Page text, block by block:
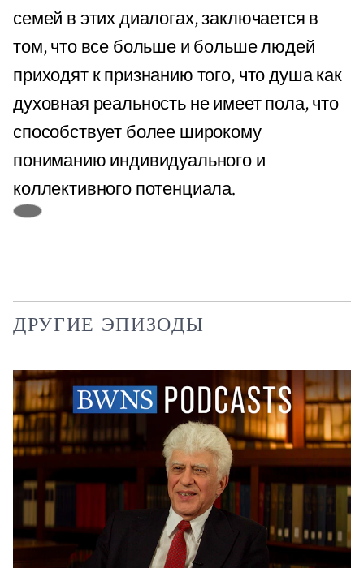
семей в этих диалогах, заключается в
том, что все больше и больше людей
приходят к признанию того, что душа как
духовная реальность не имеет пола, что
способствует более широкому
пониманию индивидуального и
коллективного потенциала.
ДРУГИЕ ЭПИЗОДЫ